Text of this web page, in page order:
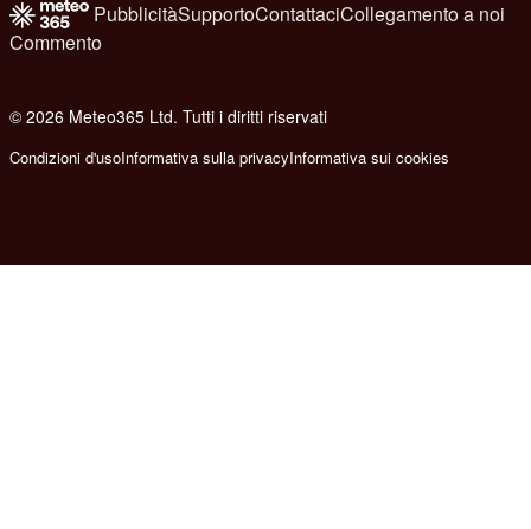
PubblicitàSupportoContattaciCollegamento a noi
Commento
© 2026 Meteo365 Ltd. Tutti i diritti riservati
Condizioni d'usoInformativa sulla privacyInformativa sui cookies